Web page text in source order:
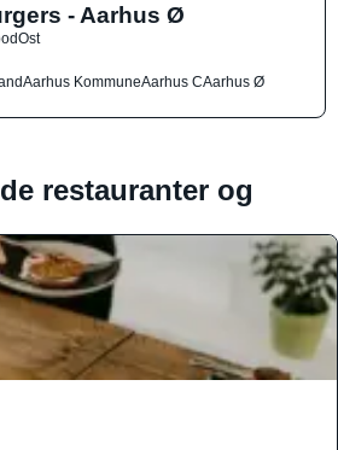
- Aarhus Ø
Ost
Aarhus KommuneAarhus CAarhus Ø
restauranter og